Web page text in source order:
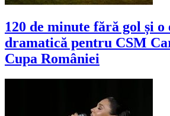
120 de minute fără gol și
dramatică pentru CSM
Cupa României